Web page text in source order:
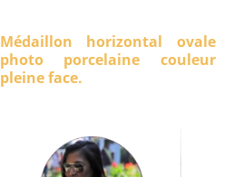
Médaillon horizontal ovale
photo porcelaine couleur
pleine face.